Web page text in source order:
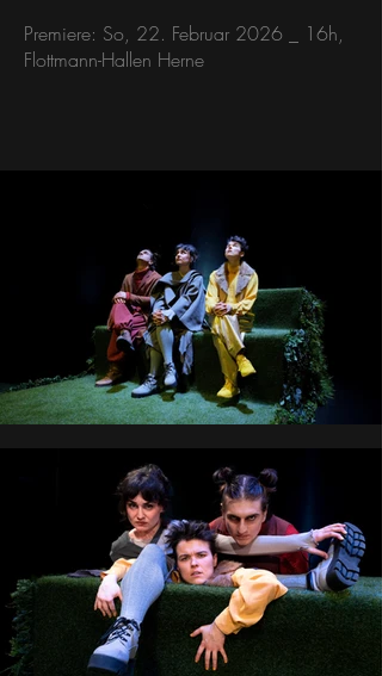
Premiere: So, 22. Februar 2026 _ 16h,
Flottmann-Hallen Herne